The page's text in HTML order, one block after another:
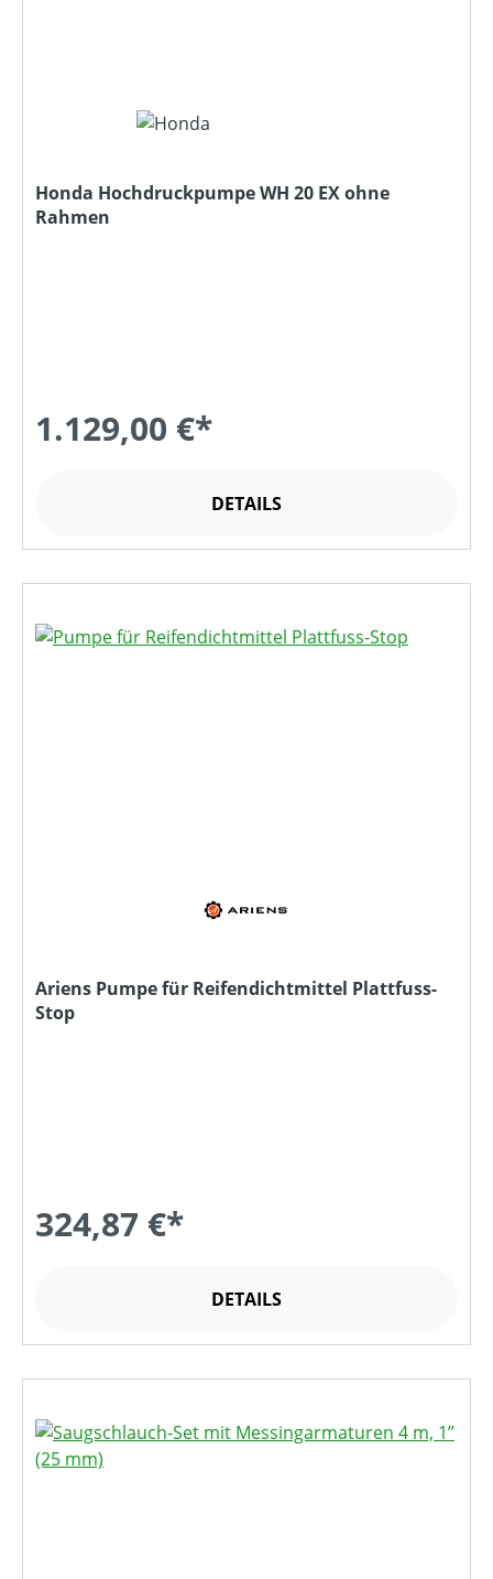
Honda Hochdruckpumpe WH 20 EX ohne
Rahmen
1.129,00 €*
DETAILS
Ariens Pumpe für Reifendichtmittel Plattfuss-
Stop
324,87 €*
DETAILS